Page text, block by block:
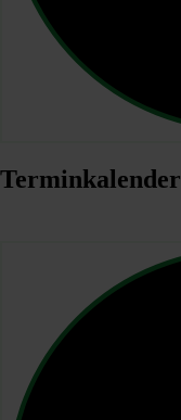
Terminkalender